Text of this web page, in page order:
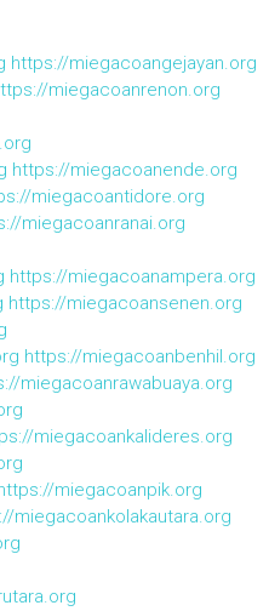
https://miegacoangejayan.org
miegacoanrenon.org
https://miegacoanende.org
miegacoantidore.org
miegacoanranai.org
https://miegacoanampera.org
https://miegacoansenen.org
https://miegacoanbenhil.org
miegacoanrawabuaya.org
miegacoankalideres.org
miegacoanpik.org
miegacoankolakautara.org